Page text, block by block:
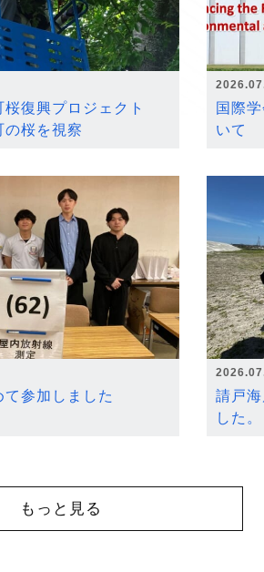
桜復興プロジェクト
の桜を視察
国際
いて
参加しました
請戸
した。
もっと見る